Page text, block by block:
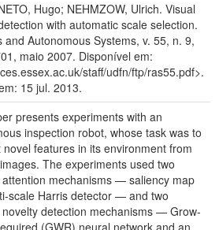
Hugo; NEHMZOW, Ulrich. Visual
with automatic scale selection.
and Autonomous Systems, v. 55, n. 9,
maio 2007. Disponível em:
staff/udfn/ftp/ras55.pdf>.
15 jul. 2013.
presents experiments with an
inspection robot, whose task was to
novel features in its environment from
The experiments used two
attention mechanisms — saliency map
scale Harris detector — and two
detection mechanisms — Grow-
(GWR) neural network and an